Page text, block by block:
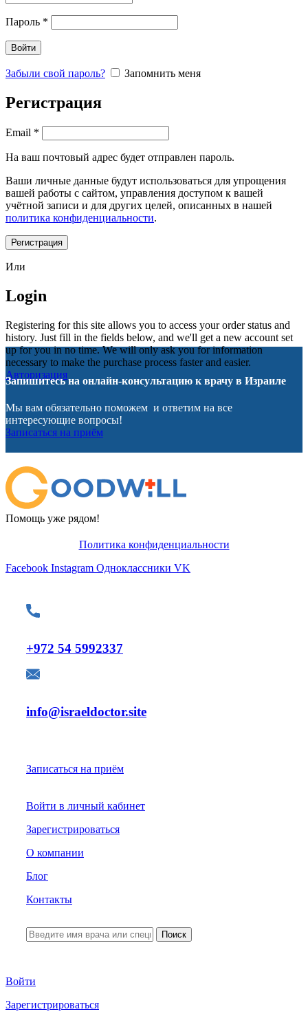
Пароль *
Войти
Забыли свой пароль? Запомнить меня
Регистрация
Email *
На ваш почтовый адрес будет отправлен пароль.
Ваши личные данные будут использоваться для упрощения
вашей работы с сайтом, управления доступом к вашей
учётной записи и для других целей, описанных в нашей
политика конфиденциальности.
Регистрация
Или
Login
Registering for this site allows you to access your order status and
history. Just fill in the fields below, and we'll get a new account set
up for you in no time. We will only ask you for information
necessary to make the purchase process faster and easier.
Авторизация
Запишитесь на онлайн-консультацию к врачу в Израиле
Мы вам обязательно поможем и ответим на все
интересующие вопросы!
Записаться на приём
Помощь уже рядом!
Политика конфиденциальности
Facebook Instagram Одноклассники VK
+972 54 5992337
info@israeldoctor.site
Записаться на приём
Войти в личный кабинет
Зарегистрироваться
О компании
Блог
Контакты
Поиск
Войти
Зарегистрироваться